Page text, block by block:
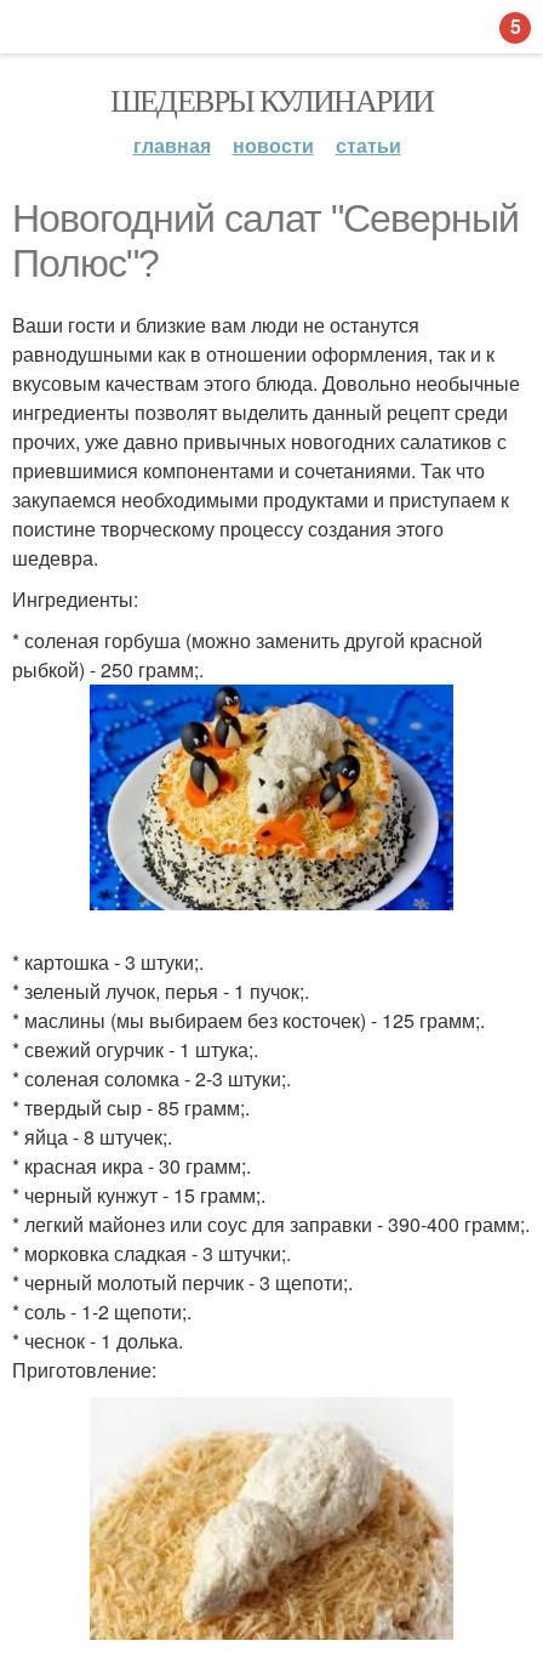
ШЕДЕВРЫ КУЛИНАРИИ
главная новости статьи
Новогодний салат "Северный
Полюс"?
Bаши гости и близкие вам люди не останутся
равнодушными как в отношении оформления, так и к
вкусовым качествам этого блюда. Довольно необычные
ингредиенты позволят выделить данный рецепт среди
прочих, уже давно привычных новогодних салатиков с
приевшимися компонентами и сочетаниями. Так что
закупаемся необходимыми продуктами и приступаем к
поистине творческому процессу создания этого
шедевра.
Ингредиенты:
* соленая горбуша (можно заменить другой красной
рыбкой) - 250 грамм;.
* картошка - 3 штуки;.
* зеленый лучок, перья - 1 пучок;.
* маслины (мы выбираем без косточек) - 125 грамм;.
* свежий огурчик - 1 штука;.
* соленая соломка - 2-3 штуки;.
* твердый сыр - 85 грамм;.
* яйца - 8 штучек;.
* красная икра - 30 грамм;.
* черный кунжут - 15 грамм;.
* легкий майонез или соус для заправки - 390-400 грамм;.
* морковка сладкая - 3 штучки;.
* черный молотый перчик - 3 щепоти;.
* соль - 1-2 щепоти;.
* чеснок - 1 долька.
Приготовление:
5